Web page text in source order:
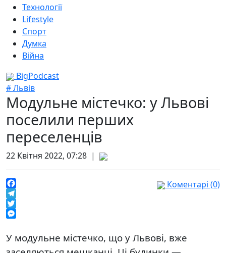
Технології
Lifestyle
Спорт
Думка
Війна
BigPodcast
# Львів
Модульне містечко: у Львові
поселили перших
переселенців
22 Квітня 2022, 07:28 |
Facebook
Telegram
Twitter
Коментарі (0)
У модульне містечко, що у Львові, вже